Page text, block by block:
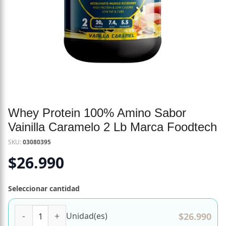
Whey Protein 100% Amino Sabor
Vainilla Caramelo 2 Lb Marca Foodtech
SKU:03080395
$26.990
Seleccionar cantidad
Unidad(es) $26.990